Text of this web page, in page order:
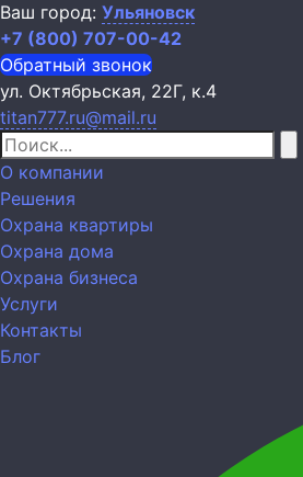
Ваш город: Ульяновск
+7 (800) 707-00-42
Обратный звонок
ул. Октябрьская, 22Г, к.4
titan777.ru@mail.ru
О компании
Решения
Охрана квартиры
Охрана дома
Охрана бизнеса
Услуги
Контакты
Блог